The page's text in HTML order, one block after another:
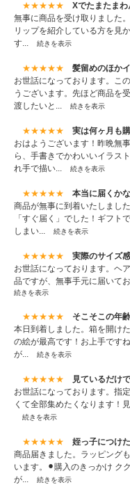
★★★★★
Xでたまたまわ
無事に商品を受け取りました
リップを紹介している方を見
す...
続きを表示
★★★★★
髪留めのほか
お世話になっております。こ
うございます。先ほど商品を
渡したいと...
続きを表示
★★★★★
実は何ヶ月も
おはようございます！昨晩無
ら、手書きでかわいいイラス
れ手で描い...
続きを表示
★★★★★
本当に届くか
商品が無事に到着いたしまし
「すぐ届く」でした！ギフト
しまい...
続きを表示
★★★★★
実際のサイズ
お世話になっております。ヘ
品ですが、無事手元に届いて
続きを表示
★★★★★
そこそこの年
本日到着しました。箱を開け
の絵が最高です！お上手です
が...
続きを表示
★★★★★
見ているだけ
お世話になっております。指
くて全部集めたくなります！
続きを表示
★★★★★
姪っ子につけ
商品届きました。ラッピング
います。⚫︎購入のきっかけ ク
が...
続きを表示